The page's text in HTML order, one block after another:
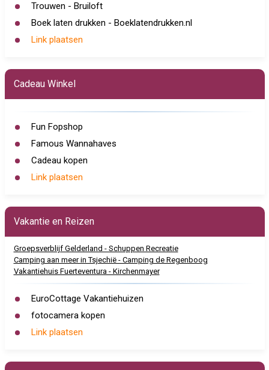
Trouwen - Bruiloft
Boek laten drukken - Boeklatendrukken.nl
Link plaatsen
Cadeau Winkel
Fun Fopshop
Famous Wannahaves
Cadeau kopen
Link plaatsen
Vakantie en Reizen
Groepsverblijf Gelderland - Schuppen Recreatie
Camping aan meer in Tsjechië - Camping de Regenboog
Vakantiehuis Fuerteventura - Kirchenmayer
EuroCottage Vakantiehuizen
fotocamera kopen
Link plaatsen